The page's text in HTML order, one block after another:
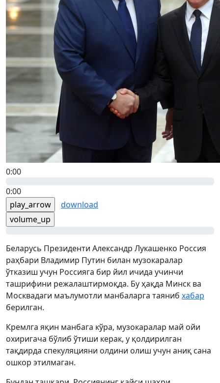
0:00
0:00
play_arrow
download
volume_up
Беларусь Президенти Александр Лукашенко Россия
раҳбари Владимир Путин билан музокаралар
ўтказиш учун Россияга бир йил ичида учинчи
ташрифини режалаштирмоқда. Бу ҳақда Минск ва
Москвадаги маълумотли манбаларга таяниб хабар
берилган.
Кремлга яқин манбага кўра, музокаралар май ойи
охиригача бўлиб ўтиши керак, у қолдирилган
тақдирда спекуляцияни олдини олиш учун аниқ сана
ошкор этилмаган.